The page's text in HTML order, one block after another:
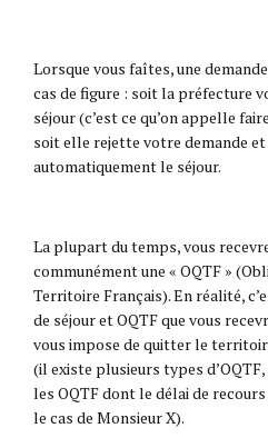
Lorsque vous faîtes, une
cas de figure : soit la préfecture
séjour (c’est ce qu’on appelle
soit elle rejette votre demande et
automatiquement le séjour.
La plupart du temps, vous
communément une « OQTF »
Territoire Français). En réalité,
de séjour et OQTF que vous
vous impose de quitter le
(il existe plusieurs types
les OQTF dont le délai de
le cas de Monsieur X).